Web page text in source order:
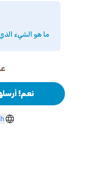
ما هو الشيء
نعم!